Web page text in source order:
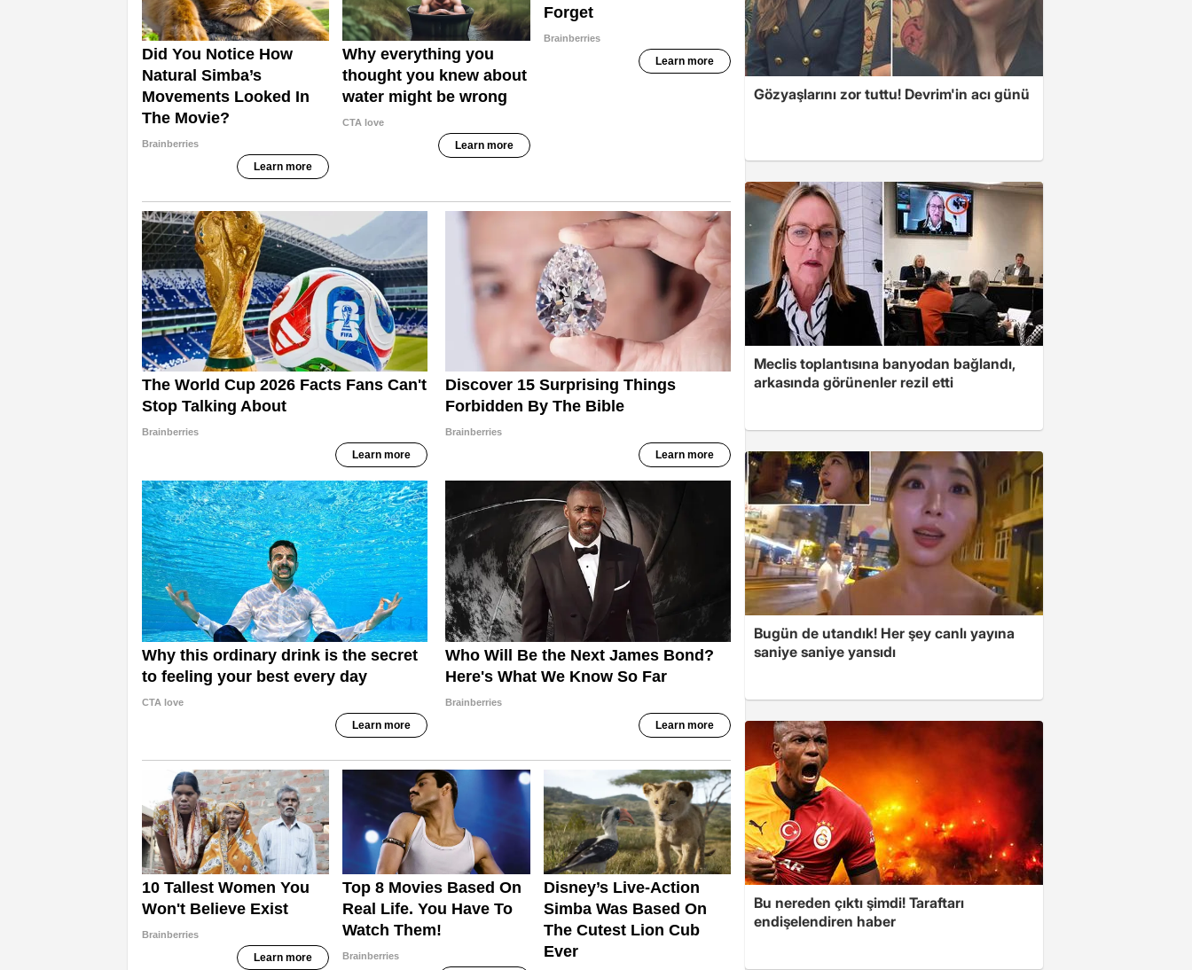
Gözyaşlarını zor tuttu! Devrim'in acı günü
Meclis toplantısına banyodan bağlandı,
arkasında görünenler rezil etti
Bugün de utandık! Her şey canlı yayına
saniye saniye yansıdı
Bu nereden çıktı şimdi! Taraftarı
endişelendiren haber